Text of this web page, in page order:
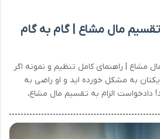
مال مشاع | گام به گام
مشاع | راهنمای کامل تنظیم و نمونه اگر
به مشکل خورده اید و او راضی به
دادخواست الزام به تقسیم مال مشاع،